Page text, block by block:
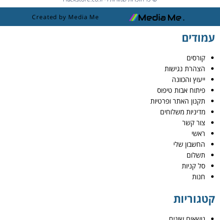
Created by Media Me
עמודים
קורסים
הצהרת נגישות
ייעוץ והכוונה
פיתוח אבות טיפוס
תקנון האתר ופרטיות
מדיניות משלוחים
צור קשר
ראשי
החשבון שלי
תשלום
סל קניות
חנות
קטגוריות